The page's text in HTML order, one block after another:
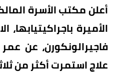
أعلن مكتب الأسرة
الأميرة
علاج استمرت أكثر من